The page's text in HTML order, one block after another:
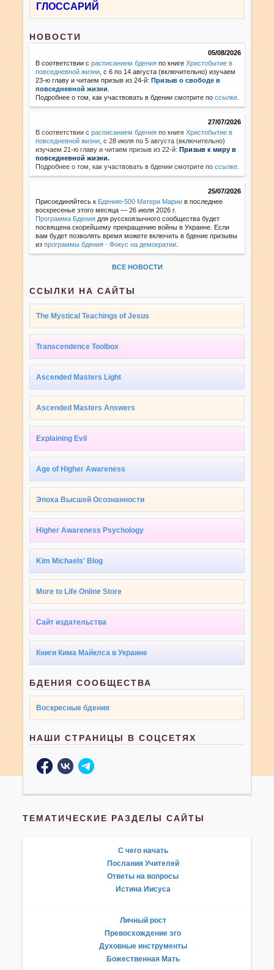
ГЛОССАРИЙ
НОВОСТИ
05/08/2026
В соответствии срасписанием бдения по книгеХристобытие в
повседневной жизни , с 6 по 14 августа (включительно) изучаем
23-ю главу и читаем призыв из 24-й:Призыв о свободе в
повседневной жизни
Подробнее о том, как участвовать в бдении смотрите поссылке
27/07/2026
В соответствии с расписанием бдения по книгеХристобытие в
повседневной жизни с 28 июля по 5 августа (включительно)
изучаем 21-ю главу и читаем призыв из 22-й:Призыв к миру в
повседневной жизни.
Подробнее о том, как участвовать в бдении смотрите поссылке
25/07/2026
Присоединяйтесь к Бдению-500 Матери Марии в последнее
воскресенье этого месяца — 26 июля 2026 г.
Программа Бдения для русскоязычного сообщества будет
посвящена скорейшему прекращению войны в Украине. Если
вам будет позволять время можете включить в бдение призывы
изпрограммы бдения - Фокус на демократии
ВСЕ НОВОСТИ
ССЫЛКИ НА САЙТЫ
The Mystical Teachings of Jesus
Transcendence Toolbox
Ascended Masters Light
Ascended Masters Answers
Explaining Evil
Age of Higher Awareness
Эпоха Высшей Осознанности
Higher Awareness Psychology
Kim Michaels' Blog
More to Life Online Store
Сайт издательства
Книги Кима Майклса в Украине
БДЕНИЯ СООБЩЕСТВА
Воскресные бдения
НАШИ СТРАНИЦЫ В СОЦСЕТЯХ
ТЕМАТИЧЕСКИЕ РАЗДЕЛЫ САЙТЫ
С чего начать
Послания Учителей
Ответы на вопросы
Истина Иисуса
Личный рост
Превосхождение эго
Духовные инструменты
Божественная Мать